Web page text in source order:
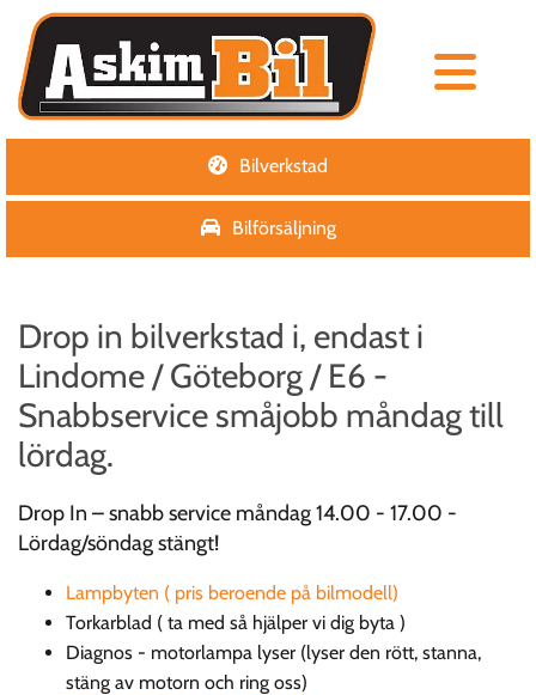
Bilverkstad
Bilförsäljning
Drop in bilverkstad i, endast i
Lindome / Göteborg / E6 -
Snabbservice småjobb måndag till
lördag.
Drop In – snabb service måndag 14.00 - 17.00 -
Lördag/söndag stängt!
Lampbyten ( pris beroende på bilmodell)
Torkarblad ( ta med så hjälper vi dig byta )
Diagnos - motorlampa lyser (lyser den rött, stanna,
stäng av motorn och ring oss)